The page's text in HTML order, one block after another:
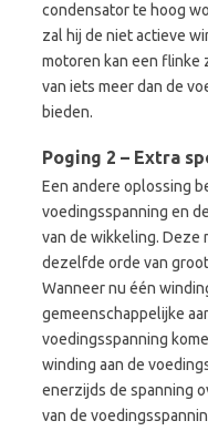
condensator te hoog
zal hij de niet actieve
motoren kan een flinke
van iets meer dan de
bieden.
Poging 2 – Extra
Een andere oplossing
voedingsspanning en
van de wikkeling. Deze
dezelfde orde van
Wanneer nu één
gemeenschappelijke
voedingsspanning
winding aan de
enerzijds de spanning
van de